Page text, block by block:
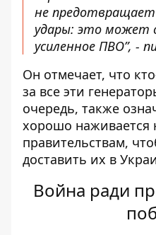
не предотвращает
удары: это может
усиленное ПВО”, -
Он отмечает, что
за все эти
очередь, также
хорошо наживается
правительствам,
доставить их в
Война ради